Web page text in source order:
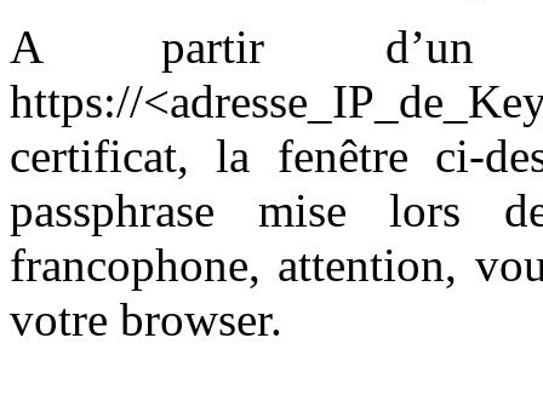
A partir d’un
https://
certificat, la fenêtre ci-
passphrase mise lors
francophone, attention,
votre browser.